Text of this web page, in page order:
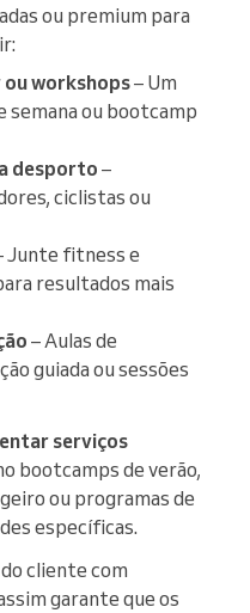
ou premium para
workshops– Um
semana ou bootcamp
desporto –
ciclistas ou
Junte fitness e
resultados mais
– Aulas de
guiada ou sessões
serviços
bootcamps de verão,
ou programas de
específicas.
cliente com
garante que os